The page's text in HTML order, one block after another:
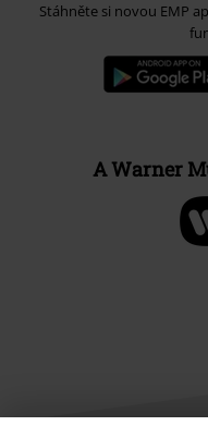
Stáhněte si novou EMP
A Warner